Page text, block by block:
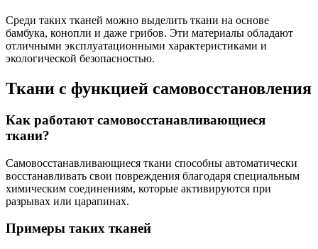
Среди таких тканей можно выделить ткани на основе
бамбука, конопли и даже грибов. Эти материалы обладают
отличными эксплуатационными характеристиками и
экологической безопасностью.
Ткани с функцией самовосстановления
Как работают самовосстанавливающиеся
ткани?
Самовосстанавливающиеся ткани способны автоматически
восстанавливать свои повреждения благодаря специальным
химическим соединениям, которые активируются при
разрывах или царапинах.
Примеры таких тканей